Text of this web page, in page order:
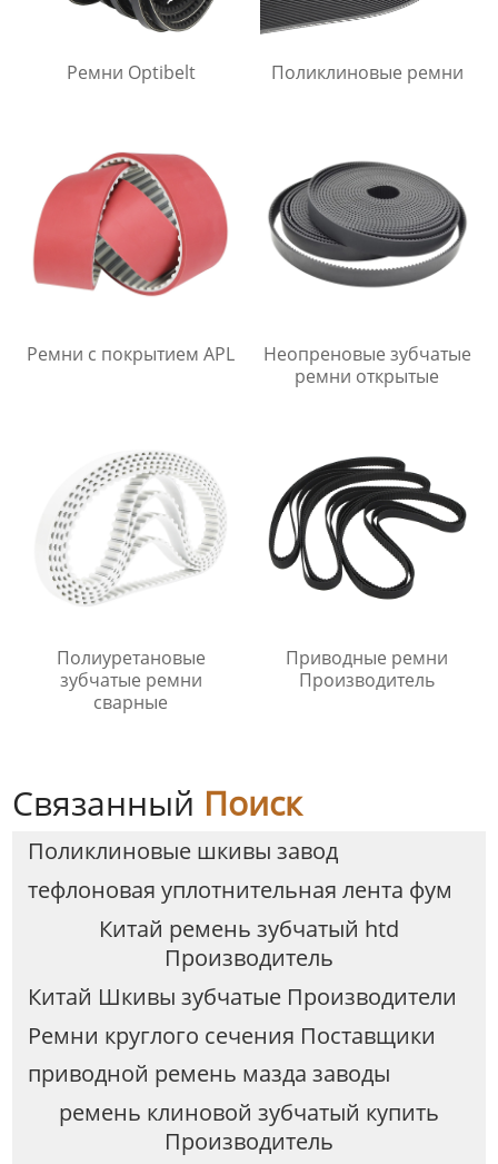
Ремни Optibelt Поликлиновые ремни
Ремни с покрытием APL
Неопреновые зубчатые
ремни открытые
Полиуретановые
зубчатые ремни
сварные
Приводные ремни
Производитель
Связанный Поиск
Поликлиновые шкивы завод
тефлоновая уплотнительная лента фум
Китай ремень зубчатый htd
Производитель
Китай Шкивы зубчатые Производители
Ремни круглого сечения Поставщики
приводной ремень мазда заводы
ремень клиновой зубчатый купить
Производитель